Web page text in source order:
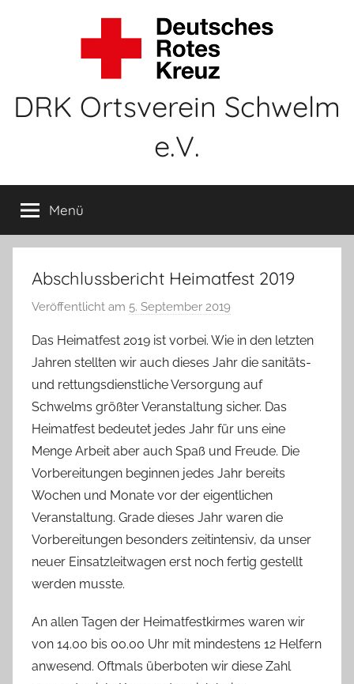
DRK Ortsverein Schwelm
e.V.
Menü
Abschlussbericht Heimatfest 2019
Veröffentlicht am 5. September 2019
n
A
d
m
i
n
i
s
t
Das Heimatfest 2019 ist vorbei. Wie in den letzten
Jahren stellten wir auch dieses Jahr die sanitäts-
und rettungsdienstliche Versorgung auf
Schwelms größter Veranstaltung sicher. Das
Heimatfest bedeutet jedes Jahr für uns eine
Menge Arbeit aber auch Spaß und Freude. Die
Vorbereitungen beginnen jedes Jahr bereits
Wochen und Monate vor der eigentlichen
Veranstaltung. Grade dieses Jahr waren die
Vorbereitungen besonders zeitintensiv, da unser
neuer Einsatzleitwagen erst noch fertig gestellt
werden musste.
An allen Tagen der Heimatfestkirmes waren wir
von 14.00 bis 00.00 Uhr mit mindestens 12 Helfern
anwesend. Oftmals überboten wir diese Zahl